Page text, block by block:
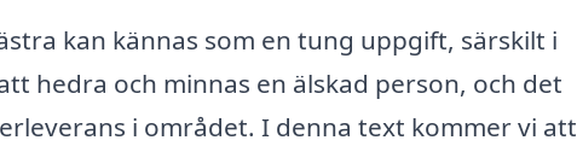
kan kännas som en tung uppgift, särskilt i
hedra och minnas en älskad person, och det
i området. I denna text kommer vi att